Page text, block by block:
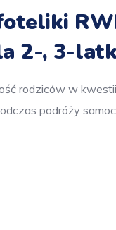
2-, 3-
rodziców w kwestii
podróży